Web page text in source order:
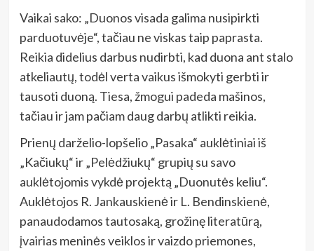
Vaikai sako: „Duonos visada galima nusipirkti
parduotuvėje“, tačiau ne viskas taip paprasta.
Reikia didelius darbus nudirbti, kad duona ant stalo
atkeliautų, todėl verta vaikus išmokyti gerbti ir
tausoti duoną. Tiesa, žmogui padeda mašinos,
tačiau ir jam pačiam daug darbų atlikti reikia.
Prienų darželio-lopšelio „Pasaka“ auklėtiniai iš
„Kačiukų“ ir „Pelėdžiukų“ grupių su savo
auklėtojomis vykdė projektą „Duonutės keliu“.
Auklėtojos R. Jankauskienė ir L. Bendinskienė,
panaudodamos tautosaką, grožinę literatūrą,
įvairias meninės veiklos ir vaizdo priemones,